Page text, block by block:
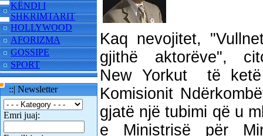
KËNDI I
SHKRIMTARIT
HOLLYWOOD
AFORIZMA
GOSSIPE
SPORT
::| Newsletter
Emri juaj:
Kaq nevojitet,
gjithë aktorëve",
New Yorkut të
Komisionit
gjatë një tubimi që u
e Ministrisë për